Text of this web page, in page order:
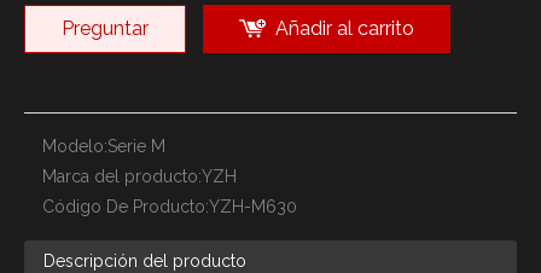
Preguntar Añadir al carrito
Modelo:Serie M
Marca del producto:YZH
Código De Producto:YZH-M630
Descripción del producto